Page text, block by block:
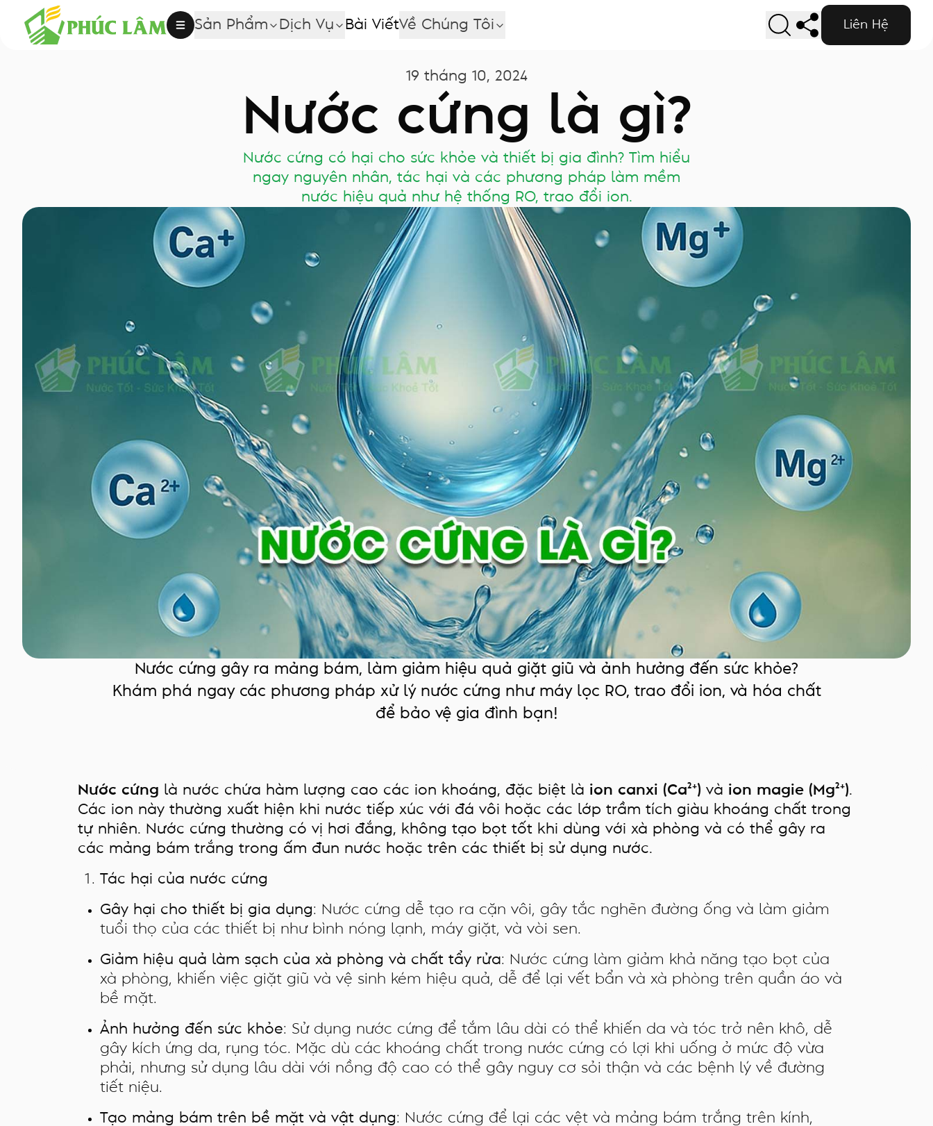
Sản Phẩm Dịch Vụ Bài ViếtVề Chúng Tôi Liên Hệ
19 tháng 10, 2024
Nước cứng là gì?
Nước cứng có hại cho sức khỏe và thiết bị gia đình? Tìm hiểu
ngay nguyên nhân, tác hại và các phương pháp làm mềm
nước hiệu quả như hệ thống RO, trao đổi ion.
Nước cứng gây ra mảng bám, làm giảm hiệu quả giặt giũ và ảnh hưởng đến sức khỏe?
Khám phá ngay các phương pháp xử lý nước cứng như máy lọc RO, trao đổi ion, và hóa chất
để bảo vệ gia đình bạn!
Nước cứng là nước chứa hàm lượng cao các ion khoáng, đặc biệt là ion canxi (Ca²⁺) và ion magie (Mg²⁺).
Các ion này thường xuất hiện khi nước tiếp xúc với đá vôi hoặc các lớp trầm tích giàu khoáng chất trong
tự nhiên. Nước cứng thường có vị hơi đắng, không tạo bọt tốt khi dùng với xà phòng và có thể gây ra
các mảng bám trắng trong ấm đun nước hoặc trên các thiết bị sử dụng nước.
Tác hại của nước cứng
Gây hại cho thiết bị gia dụng: Nước cứng dễ tạo ra cặn vôi, gây tắc nghẽn đường ống và làm giảm
tuổi thọ của các thiết bị như bình nóng lạnh, máy giặt, và vòi sen.
Giảm hiệu quả làm sạch của xà phòng và chất tẩy rửa: Nước cứng làm giảm khả năng tạo bọt của
xà phòng, khiến việc giặt giũ và vệ sinh kém hiệu quả, dễ để lại vết bẩn và xà phòng trên quần áo và
bề mặt.
Ảnh hưởng đến sức khỏe: Sử dụng nước cứng để tắm lâu dài có thể khiến da và tóc trở nên khô, dễ
gây kích ứng da, rụng tóc. Mặc dù các khoáng chất trong nước cứng có lợi khi uống ở mức độ vừa
phải, nhưng sử dụng lâu dài với nồng độ cao có thể gây nguy cơ sỏi thận và các bệnh lý về đường
tiết niệu.
Tạo mảng bám trên bề mặt và vật dụng: Nước cứng để lại các vệt và mảng bám trắng trên kính,